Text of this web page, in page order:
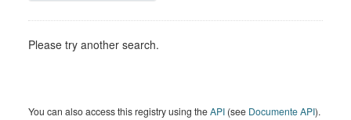
Please try another search.
You can also access this registry using theAPI (see Documente API).